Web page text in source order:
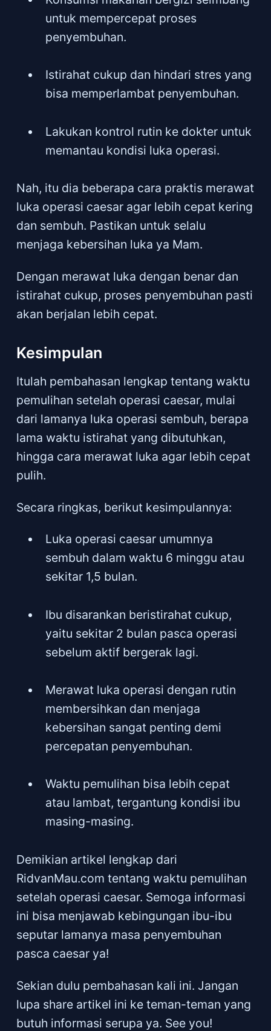
untuk mempercepat proses
penyembuhan.
Istirahat cukup dan hindari stres yang
bisa memperlambat penyembuhan.
Lakukan kontrol rutin ke dokter untuk
memantau kondisi luka operasi.
Nah, itu dia beberapa cara praktis merawat
luka operasi caesar agar lebih cepat kering
dan sembuh. Pastikan untuk selalu
menjaga kebersihan luka ya Mam.
Dengan merawat luka dengan benar dan
istirahat cukup, proses penyembuhan pasti
akan berjalan lebih cepat.
Kesimpulan
Itulah pembahasan lengkap tentang waktu
pemulihan setelah operasi caesar, mulai
dari lamanya luka operasi sembuh, berapa
lama waktu istirahat yang dibutuhkan,
hingga cara merawat luka agar lebih cepat
pulih.
Secara ringkas, berikut kesimpulannya:
Luka operasi caesar umumnya
sembuh dalam waktu 6 minggu atau
sekitar 1,5 bulan.
Ibu disarankan beristirahat cukup,
yaitu sekitar 2 bulan pasca operasi
sebelum aktif bergerak lagi.
Merawat luka operasi dengan rutin
membersihkan dan menjaga
kebersihan sangat penting demi
percepatan penyembuhan.
Waktu pemulihan bisa lebih cepat
atau lambat, tergantung kondisi ibu
masing-masing.
Demikian artikel lengkap dari
RidvanMau.com tentang waktu pemulihan
setelah operasi caesar. Semoga informasi
ini bisa menjawab kebingungan ibu-ibu
seputar lamanya masa penyembuhan
pasca caesar ya!
Sekian dulu pembahasan kali ini. Jangan
lupa share artikel ini ke teman-teman yang
butuh informasi serupa ya. See you!